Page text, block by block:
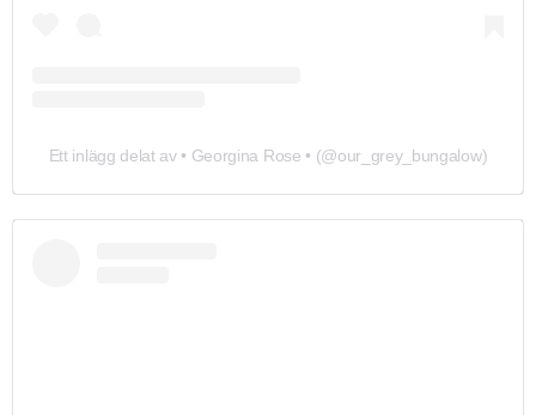
Ett inlägg delat av • Georgina Rose • (@our_grey_bungalow)